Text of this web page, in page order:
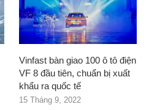
Vinfast bàn giao 100 ô tô điện
VF 8 đầu tiên, chuẩn bị xuất
khẩu ra quốc tế
15 Tháng 9, 2022